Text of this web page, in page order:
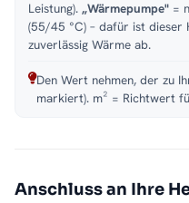
Leistung). „Wärmepumpe" =
(55/45 °C) – dafür ist dieser
zuverlässig Wärme ab.
Den Wert nehmen, der zu
markiert). m² = Richtwert
Anschluss an Ihre